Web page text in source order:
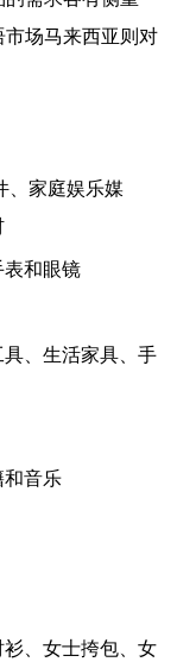
场马来西亚则对
、家庭娱乐媒
和眼镜
、生活家具、手
和音乐
、女士挎包、女